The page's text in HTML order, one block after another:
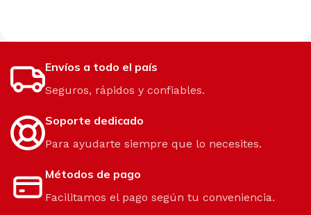
Envíos a todo el país
Seguros, rápidos y confiables.
Soporte dedicado
Para ayudarte siempre que lo necesites.
Métodos de pago
Facilitamos el pago según tu conveniencia.